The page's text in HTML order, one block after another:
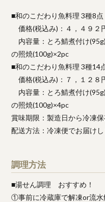
■和のこだわり魚料理 3種8点
価格(税込み)：４，４９２
内容量：とろ鯖煮付け
の照焼(100g)×2pc
■和のこだわり魚料理 3種14
価格(税込み)：７，１２８
内容量：とろ鯖煮付け
の照焼(100g)×4pc
賞味期限：製造日から冷凍
配送方法：冷凍便でお届けし
調理方法
■湯せん調理 おすすめ！
①事前に冷蔵庫で解凍or流水